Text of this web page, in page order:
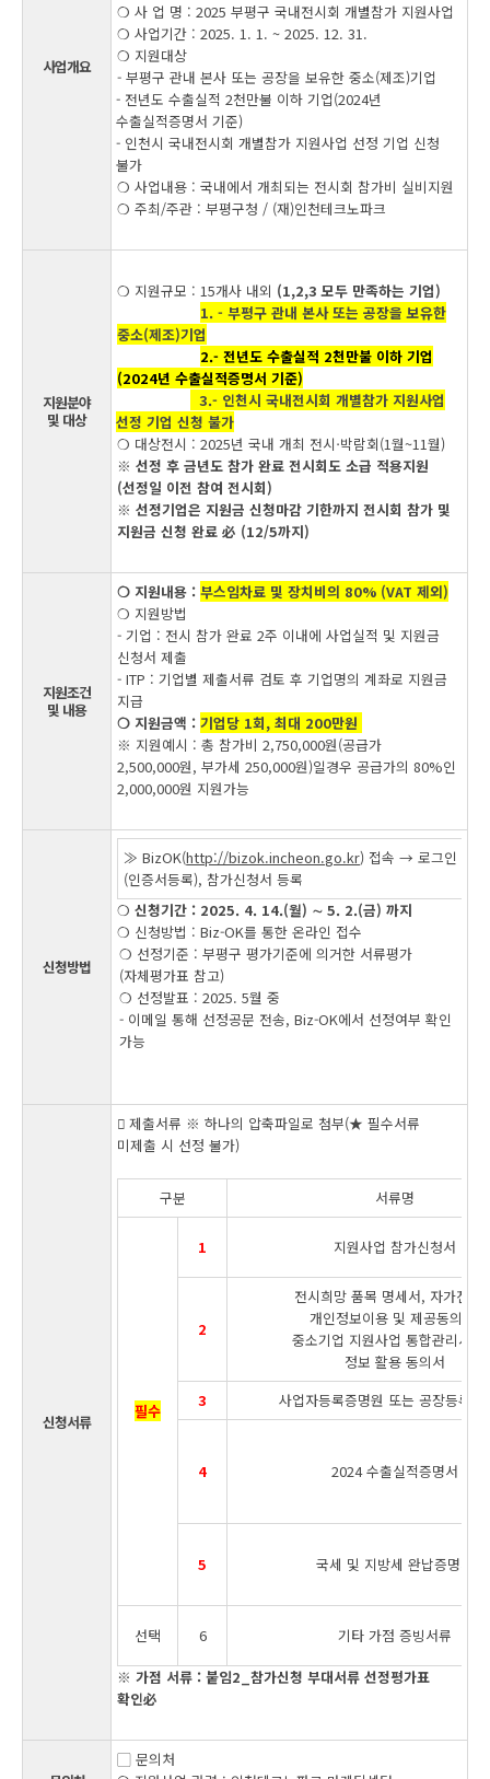
사업개요
❍ 사 업 명 : 2025 부평구 국내전시회 개별참가 지원사업
❍ 사업기간 : 2025. 1. 1. ~ 2025. 12. 31.
❍ 지원대상
- 부평구 관내 본사 또는 공장을 보유한 중소(제조)기업
- 전년도 수출실적 2천만불 이하 기업(2024년
수출실적증명서 기준)
- 인천시 국내전시회 개별참가 지원사업 선정 기업 신청
불가
❍ 사업내용 : 국내에서 개최되는 전시회 참가비 실비지원
❍ 주최/주관 : 부평구청 / (재)인천테크노파크
지원분야
및 대상
❍ 지원규모 : 15개사 내외 (1,2,3 모두 만족하는 기업)
1. - 부평구 관내 본사 또는 공장을 보유한
중소(제조)기업
2.- 전년도 수출실적 2천만불 이하 기업
(2024년 수출실적증명서 기준)
3.- 인천시 국내전시회 개별참가 지원사업
선정 기업 신청 불가
❍ 대상전시 : 2025년 국내 개최 전시‧박람회(1월~11월)
※ 선정 후 금년도 참가 완료 전시회도 소급 적용지원
(선정일 이전 참여 전시회)
※ 선정기업은 지원금 신청마감 기한까지 전시회 참가 및
지원금 신청 완료 必 (12/5까지)
지원조건
및 내용
❍ 지원내용 :부스임차료 및 장치비의 80% (VAT 제외)
❍ 지원방법
- 기업 : 전시 참가 완료 2주 이내에 사업실적 및 지원금
신청서 제출
- ITP : 기업별 제출서류 검토 후 기업명의 계좌로 지원금
지급
❍ 지원금액 :기업당 1회, 최대 200만원
※ 지원예시 : 총 참가비 2,750,000원(공급가
2,500,000원, 부가세 250,000원)일경우 공급가의 80%인
2,000,000원 지원가능
신청방법
≫ BizOK(http://bizok.incheon.go.kr) 접속 → 로그인 →
(인증서등록), 참가신청서 등록
❍신청기간 : 2025. 4. 14.(월) ∼ 5. 2.(금) 까지
❍ 신청방법 : Biz-OK를 통한 온라인 접수
❍ 선정기준 : 부평구 평가기준에 의거한 서류평가
(자체평가표 참고)
❍ 선정발표 : 2025. 5월 중
- 이메일 통해 선정공문 전송, Biz-OK에서 선정여부 확인
가능
신청서류
󰏚 제출서류 ※ 하나의 압축파일로 첨부(★ 필수서류
미제출 시 선정 불가)
구분 서류명
필수
1 지원사업 참가신청서
2
전시희망 품목 명세서, 자가진단
개인정보이용 및 제공동의서,
중소기업 지원사업 통합관리시스
정보 활용 동의서
3
사업자등록증명원 또는 공장등록증
4 2024 수출실적증명서
5 국세 및 지방세 완납증명서
선택 6
기타 가점 증빙서류
※ 가점 서류 : 붙임2_참가신청 부대서류 선정평가표
확인必
▢ 문의처